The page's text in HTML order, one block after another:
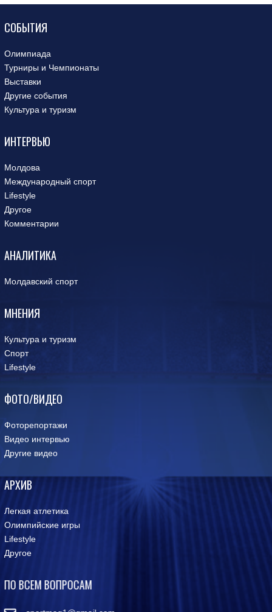
СОБЫТИЯ
Олимпиада
Турниры и Чемпионаты
Выставки
Другие события
Культура и туризм
ИНТЕРВЬЮ
Молдова
Международный спорт
Lifestyle
Другое
Комментарии
АНАЛИТИКА
Молдавский спорт
МНЕНИЯ
Культура и туризм
Спорт
Lifestyle
ФОТО/ВИДЕО
Фоторепортажи
Видео интервью
Другие видео
АРХИВ
Легкая атлетика
Олимпийские игры
Lifestyle
Другое
ПО ВСЕМ ВОПРОСАМ